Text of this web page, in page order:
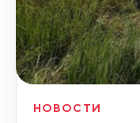
НОВОСТИ